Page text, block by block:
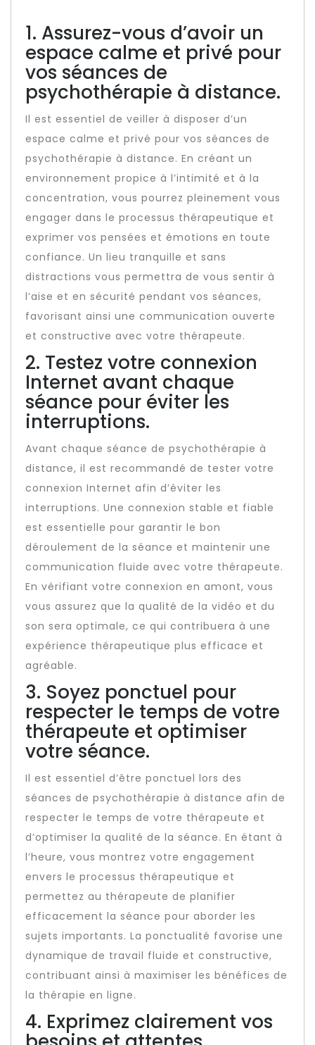
1. Assurez-vous d’avoir un
espace calme et privé pour
vos séances de
psychothérapie à distance.
Il est essentiel de veiller à disposer d’un
espace calme et privé pour vos séances de
psychothérapie à distance. En créant un
environnement propice à l’intimité et à la
concentration, vous pourrez pleinement vous
engager dans le processus thérapeutique et
exprimer vos pensées et émotions en toute
confiance. Un lieu tranquille et sans
distractions vous permettra de vous sentir à
l’aise et en sécurité pendant vos séances,
favorisant ainsi une communication ouverte
et constructive avec votre thérapeute.
2. Testez votre connexion
Internet avant chaque
séance pour éviter les
interruptions.
Avant chaque séance de psychothérapie à
distance, il est recommandé de tester votre
connexion Internet afin d’éviter les
interruptions. Une connexion stable et fiable
est essentielle pour garantir le bon
déroulement de la séance et maintenir une
communication fluide avec votre thérapeute.
En vérifiant votre connexion en amont, vous
vous assurez que la qualité de la vidéo et du
son sera optimale, ce qui contribuera à une
expérience thérapeutique plus efficace et
agréable.
3. Soyez ponctuel pour
respecter le temps de votre
thérapeute et optimiser
votre séance.
Il est essentiel d’être ponctuel lors des
séances de psychothérapie à distance afin de
respecter le temps de votre thérapeute et
d’optimiser la qualité de la séance. En étant à
l’heure, vous montrez votre engagement
envers le processus thérapeutique et
permettez au thérapeute de planifier
efficacement la séance pour aborder les
sujets importants. La ponctualité favorise une
dynamique de travail fluide et constructive,
contribuant ainsi à maximiser les bénéfices de
la thérapie en ligne.
4. Exprimez clairement vos